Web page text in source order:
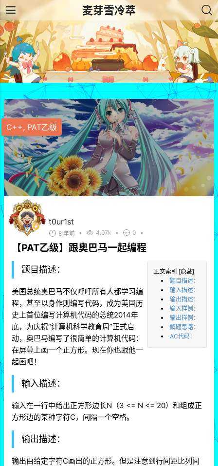
麦芽雪冷萃
t0ur1st
8 年前 • 4.97k • 0 •
【PAT乙级】跟奥巴马一起编程
正文索引 [隐藏]
题目描述：
输入描述：
输出描述：
输入样例：
输出样例：
解题思路：
AC代码：
题目描述：
美国总统奥巴马不仅呼吁所有人都学习编
程，甚至以身作则编写代码，成为美国历
史上首位编写计算机代码的总统2014年
底，为庆祝“计算机科学教育周”正式启
动，奥巴马编写了很简单的计算机代码：
在屏幕上画一个正方形。现在你也跟他一
起画吧！
输入描述：
输入在一行中给出正方形边长N（3 <= N <= 20）和组成正
方形边的某种字符C，间隔一个空格。
输出描述：
输出由给定字符C画出的正方形。但是注意到行间距比列间
C++, PAT乙级